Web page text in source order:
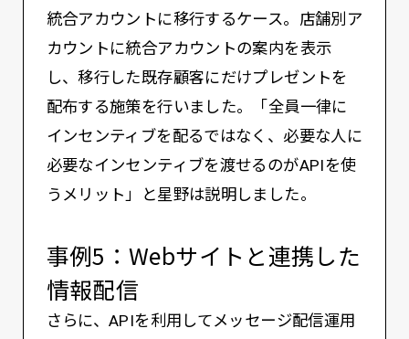
統合アカウントに移行するケース。店舗別ア
カウントに統合アカウントの案内を表示
し、移行した既存顧客にだけプレゼントを
配布する施策を行いました。「全員一律に
インセンティブを配るではなく、必要な人に
必要なインセンティブを渡せるのがAPIを使
うメリット」と星野は説明しました。
事例5：Webサイトと連携した
情報配信
さらに、APIを利用してメッセージ配信運用